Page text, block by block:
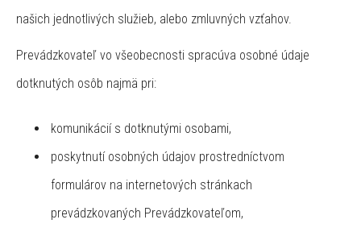
našich jednotlivých služieb, alebo zmluvných vzťahov.
Prevádzkovateľ vo všeobecnosti spracúva osobné údaje
dotknutých osôb najmä pri:
komunikácií s dotknutými osobami,
poskytnutí osobných údajov prostredníctvom
formulárov na internetových stránkach
prevádzkovaných Prevádzkovateľom,